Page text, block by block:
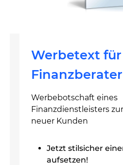
Werbetext
Finanzberater
Werbebotschaft eines
Finanzdienstleisters
neuer Kunden
Jetzt stilsicher
aufsetzen!